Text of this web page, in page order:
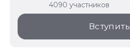
4090 участников
Вступить